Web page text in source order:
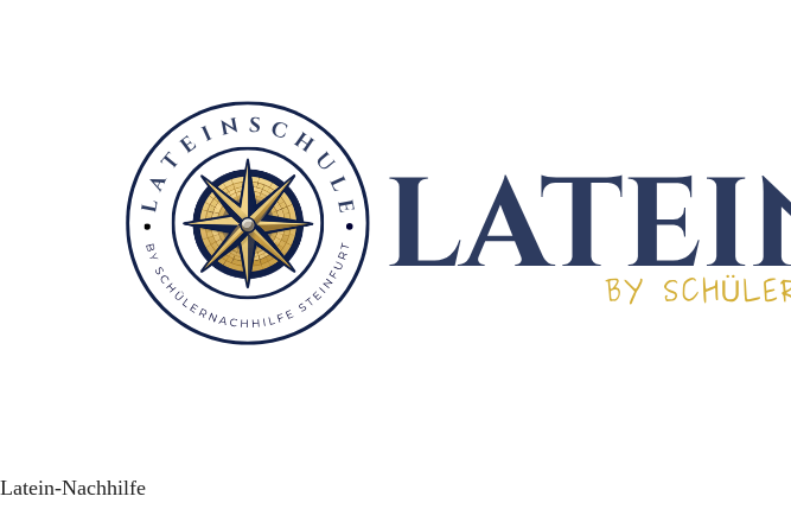
Latein-Nachhilfe